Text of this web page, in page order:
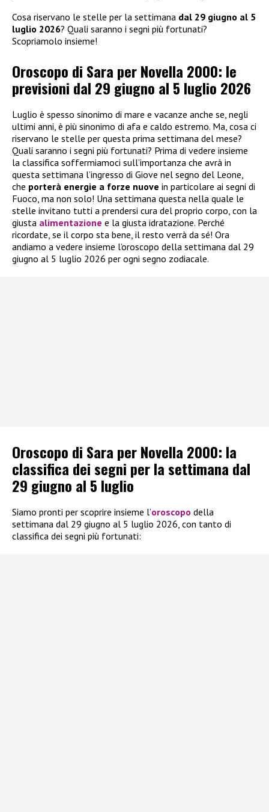
Cosa riservano le stelle per la settimana dal 29 giugno al 5
luglio 2026? Quali saranno i segni più fortunati?
Scopriamolo insieme!
Oroscopo di Sara per Novella 2000: le
previsioni dal 29 giugno al 5 luglio 2026
Luglio è spesso sinonimo di mare e vacanze anche se, negli
ultimi anni, è più sinonimo di afa e caldo estremo. Ma, cosa ci
riservano le stelle per questa prima settimana del mese?
Quali saranno i segni più fortunati? Prima di vedere insieme
la classifica soffermiamoci sull’importanza che avrà in
questa settimana l’ingresso di Giove nel segno del Leone,
che porterà energie a forze nuove in particolare ai segni di
Fuoco, ma non solo! Una settimana questa nella quale le
stelle invitano tutti a prendersi cura del proprio corpo, con la
giusta alimentazione e la giusta idratazione. Perché
ricordate, se il corpo sta bene, il resto verrà da sé! Ora
andiamo a vedere insieme l’oroscopo della settimana dal 29
giugno al 5 luglio 2026 per ogni segno zodiacale.
Oroscopo di Sara per Novella 2000: la
classifica dei segni per la settimana dal
29 giugno al 5 luglio
Siamo pronti per scoprire insieme l’oroscopo della
settimana dal 29 giugno al 5 luglio 2026, con tanto di
classifica dei segni più fortunati: